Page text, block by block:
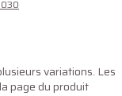
variations. Les
page du produit